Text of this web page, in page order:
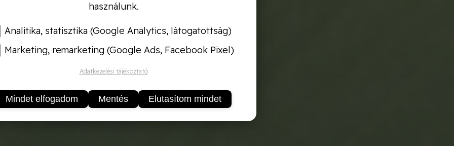
használunk.
Analitika, statisztika (Google Analytics, látogatottság)
Marketing, remarketing (Google Ads, Facebook Pixel)
Adatkezelési tájékoztató
Mindet elfogadom Mentés Elutasítom mindet